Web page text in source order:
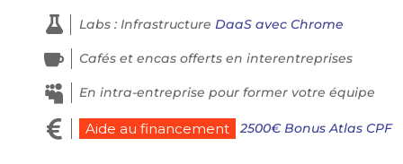
 Labs : Infrastructure DaaS avec Chrome
 Cafés et encas offerts en interentreprises
 En intra-entreprise pour former votre équipe
 Aide au financement 2500€ Bonus Atlas CPF